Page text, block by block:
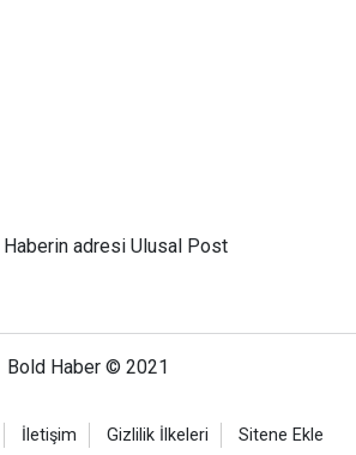
Haberin adresi Ulusal Post
Bold Haber © 2021
İletişim Gizlilik İlkeleri Sitene Ekle